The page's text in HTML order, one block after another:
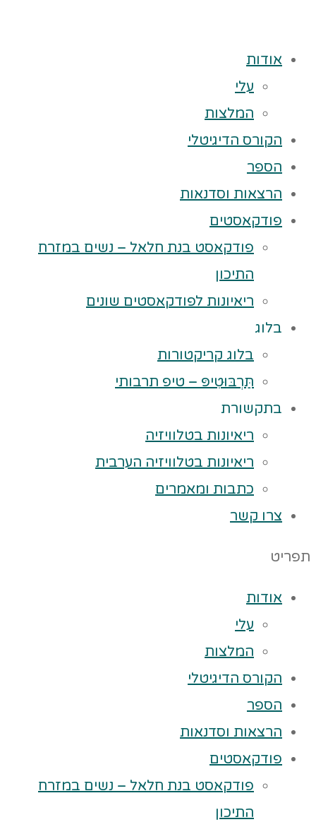
אודות
עלי
המלצות
הקורס הדיגיטלי
הספר
הרצאות וסדנאות
פודקאסטים
פודקאסט בנת חלאל – נשים במזרח
התיכון
ריאיונות לפודקאסטים שונים
בלוג
בלוג קריקטורות
תַּרְבּוּטִיפּ – טיפ תרבותי
בתקשורת
ריאיונות בטלוויזיה
ריאיונות בטלוויזיה הערבית
כתבות ומאמרים
צרו קשר
תפריט
אודות
עלי
המלצות
הקורס הדיגיטלי
הספר
הרצאות וסדנאות
פודקאסטים
פודקאסט בנת חלאל – נשים במזרח
התיכון